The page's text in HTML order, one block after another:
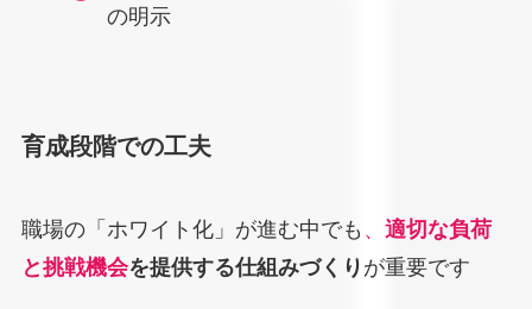
の明示
育成段階での工夫
職場の「ホワイト化」が進む中でも 、 適切な負荷
と挑戦機会を提供する仕組みづくり が重要です